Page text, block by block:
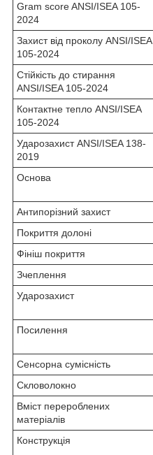
Gram score ANSI/ISEA 105-
2024
Захист від проколу ANSI/ISEA
105-2024
Стійкість до стирання
ANSI/ISEA 105-2024
Контактне тепло ANSI/ISEA
105-2024
Ударозахист ANSI/ISEA 138-
2019
Основа
Антипорізний захист
Покриття долоні
Фініш покриття
Зчеплення
Ударозахист
Посилення
Сенсорна сумісність
Скловолокно
Вміст перероблених
матеріалів
Конструкція